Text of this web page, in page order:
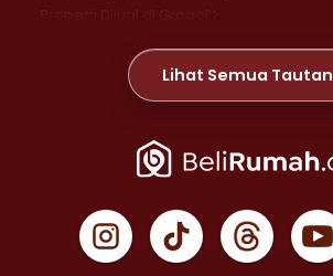
Properti Dijual di Meruya >
Properti Dijual di Jelambar >
Properti Dijual di Jakarta Pusat >
Properti Dijual di Gambir >
Properti Dijual di Johar Baru >
Lihat Semua Tautan